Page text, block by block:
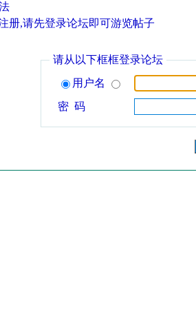
册,请先登录论坛即可游览帖子
请从以下框框登录论坛
用户名
密 码